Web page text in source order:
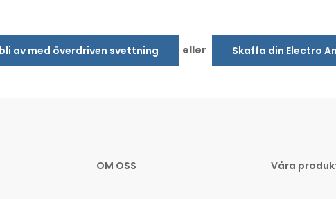
av med överdriven svettning eller Skaffa din Electro
OM OSS Våra